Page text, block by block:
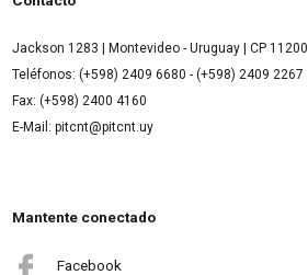
Jackson 1283 | Montevideo - Uruguay | CP 11200
Teléfonos: (+598) 2409 6680 - (+598) 2409 2267
Fax: (+598) 2400 4160
E-Mail: pitcnt@pitcnt.uy
Mantente conectado
Facebook